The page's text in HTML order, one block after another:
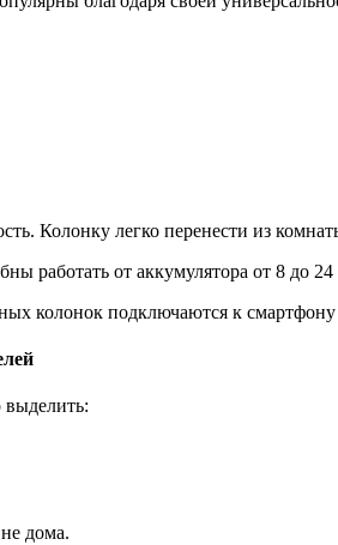
Колонку легко перенести из
работать от аккумулятора от 8 до 24
колонок подключаются к
дома.